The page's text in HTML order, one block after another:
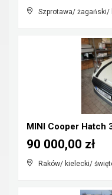
Szprotawa/ żagański/
MINI Cooper Hatch
Raków/ kielecki/
90 000,00 zł